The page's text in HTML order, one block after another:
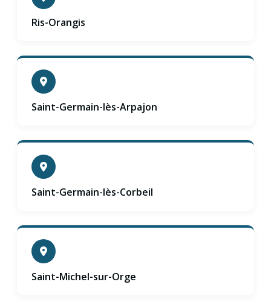
Ris-Orangis
Saint-Germain-lès-Arpajon
Saint-Germain-lès-Corbeil
Saint-Michel-sur-Orge